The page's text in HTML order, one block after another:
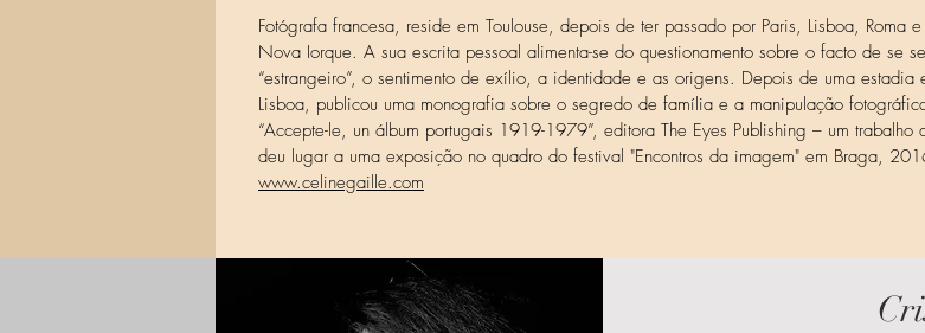
Fotógrafa francesa, reside em Toulouse, depois de ter passado por Paris, Lisboa, Roma e
Nova Iorque. A sua escrita pessoal alimenta-se do questionamento sobre o facto de se
“estrangeiro”, o sentimento de exílio, a identidade e as origens. Depois de uma estadia
Lisboa, publicou uma monografia sobre o segredo de família e a manipulação
“Accepte-le, un álbum portugais 1919-1979”, editora The Eyes Publishing – um trabalho
deu lugar a uma exposição no quadro do festival "Encontros da imagem" em Braga,
www.celinegaille.com